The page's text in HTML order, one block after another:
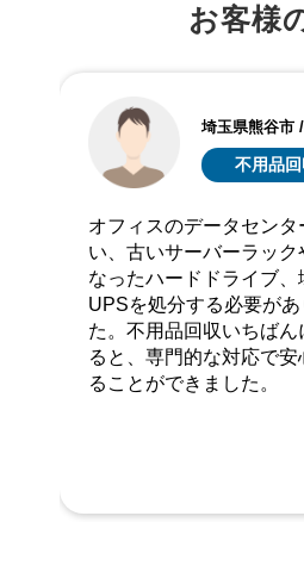
お客様
埼玉県熊谷市
ゴミ屋敷片
マンションの模様替えで
なった大型テレビや古い
たステレオシステムを処
がありました。不用品回
にお願いすると、非常に
してくれて、リビング
くなりました。新しい装